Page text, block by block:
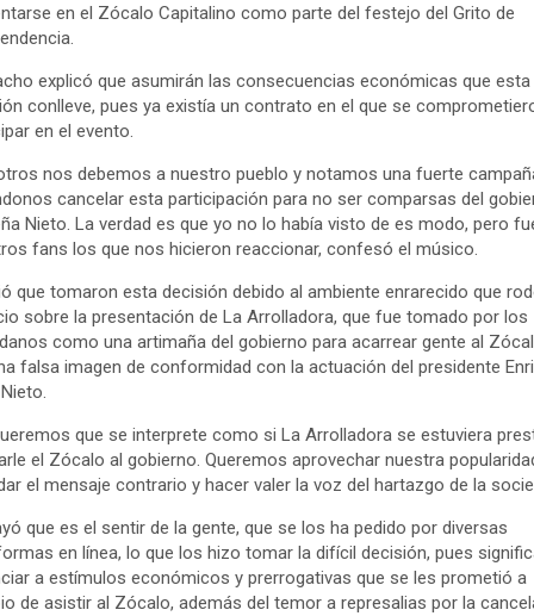
en el Zócalo Capitalino como parte del festejo del Grito de
explicó que asumirán las consecuencias económicas que esta
conlleve, pues ya existía un contrato en el que se
en el evento.
nos debemos a nuestro pueblo y notamos una fuerte
cancelar esta participación para no ser comparsas del
Nieto. La verdad es que yo no lo había visto de es modo, pero
fans los que nos hicieron reaccionar, confesó el músico.
que tomaron esta decisión debido al ambiente enrarecido que
sobre la presentación de La Arrolladora, que fue tomado por los
como una artimaña del gobierno para acarrear gente al
falsa imagen de conformidad con la actuación del presidente
que se interprete como si La Arrolladora se estuviera
el Zócalo al gobierno. Queremos aprovechar nuestra
el mensaje contrario y hacer valer la voz del hartazgo de la
que es el sentir de la gente, que se los ha pedido por diversas
en línea, lo que los hizo tomar la difícil decisión, pues
a estímulos económicos y prerrogativas que se les prometió a
de asistir al Zócalo, además del temor a represalias por la